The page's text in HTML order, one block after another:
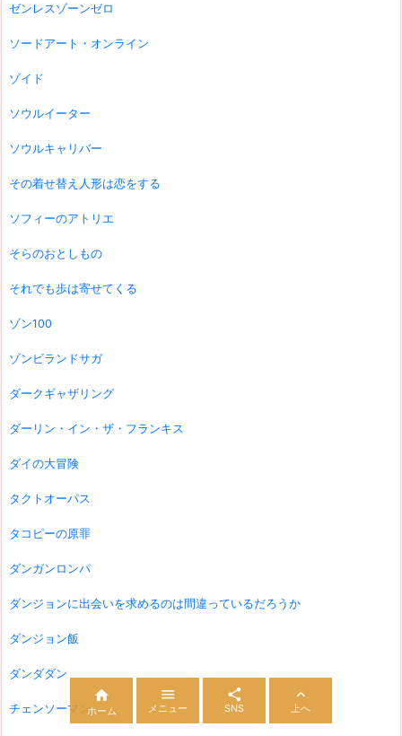
ゼンレスゾーンゼロ
ソードアート・オンライン
ゾイド
ソウルイーター
ソウルキャリバー
その着せ替え人形は恋をする
ソフィーのアトリエ
そらのおとしもの
それでも歩は寄せてくる
ゾン100
ゾンビランドサガ
ダークギャザリング
ダーリン・イン・ザ・フランキス
ダイの大冒険
タクトオーパス
タコピーの原罪
ダンガンロンパ
ダンジョンに出会いを求めるのは間違っているだろうか
ダンジョン飯
ダンダダン
チェンソーマン

ホーム

メニュー

SNS

上へ